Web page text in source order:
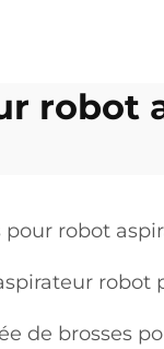
robot
pour robot
robot
de brosses